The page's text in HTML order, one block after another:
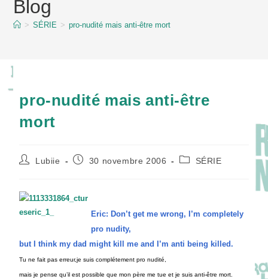
contentBlog
> SÉRIE > pro-nudité mais anti-être mort
pro-nudité mais anti-être
mort
Auteur/autrice
publication :
Lubiie
Publication
30 novembre 2006
PostSÉRIE
Eric: Don’t get me wrong, I’m completely
pro nudity,
but I think my dad might kill me and I’m anti being killed.
Tu ne fait pas erreur,je suis complétement pro nudité,
mais je pense qu’il est possible que mon père me tue et je suis anti-être mort.